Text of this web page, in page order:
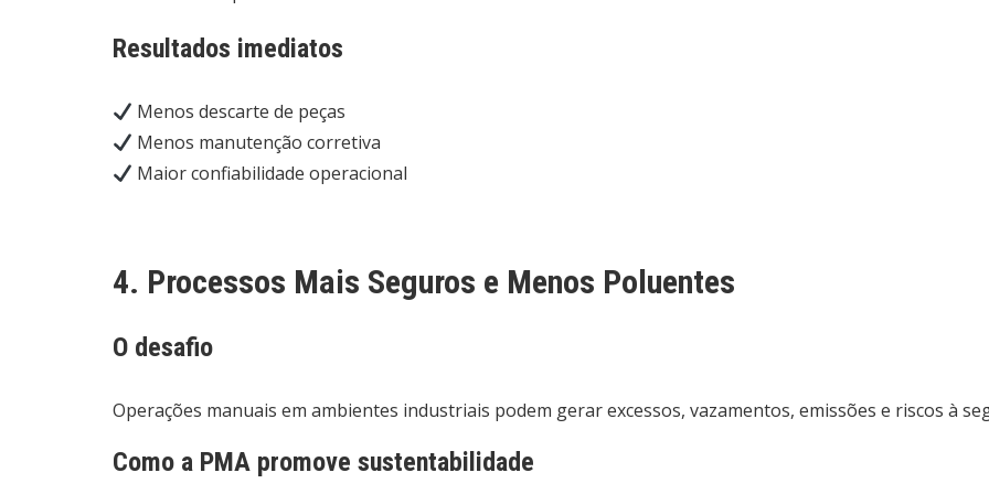
Resultados imediatos
Menos descarte de peças
Menos manutenção corretiva
Maior confiabilidade operacional
4. Processos Mais Seguros e Menos Poluentes
O desafio
Operações manuais em ambientes industriais podem gerar excessos, vazamentos, emissões e riscos à
Como a PMA promove sustentabilidade